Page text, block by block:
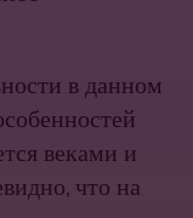
в данном
веками и
что на